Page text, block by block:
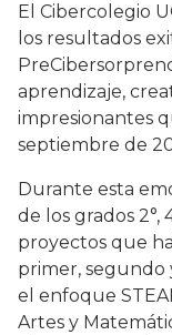
El Cibercolegio
los resultados
aprendizaje,
impresionantes
septiembre de
Durante esta
de los grados 2°,
proyectos que
primer, segundo
el enfoque
Artes y